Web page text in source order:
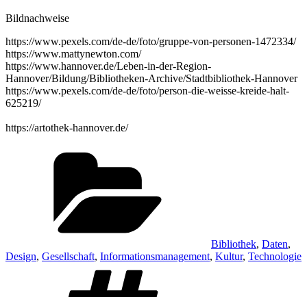
Bildnachweise
https://www.pexels.com/de-de/foto/gruppe-von-personen-1472334/
https://www.mattynewton.com/
https://www.hannover.de/Leben-in-der-Region-
Hannover/Bildung/Bibliotheken-Archive/Stadtbibliothek-Hannover
https://www.pexels.com/de-de/foto/person-die-weisse-kreide-halt-
625219/
https://artothek-hannover.de/
Bibliothek, Daten,
Design, Gesellschaft, Informationsmanagement, Kultur, Technologie